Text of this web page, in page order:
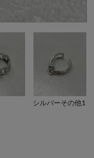
シルバーその他1